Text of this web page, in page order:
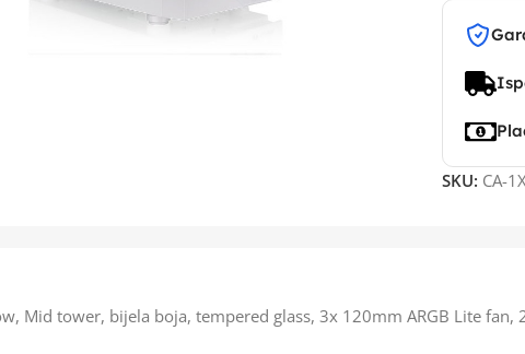
SKU: CA-
Mid tower, bijela boja, tempered glass, 3x 120mm ARGB Lite fan,